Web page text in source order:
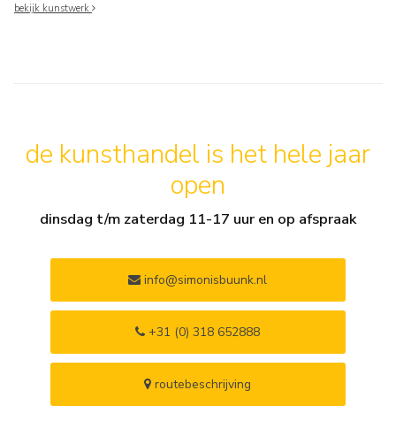
bekijk kunstwerk
de kunsthandel is het hele jaar
open
dinsdag t/m zaterdag 11-17 uur en op afspraak
info@simonisbuunk.nl
+31 (0) 318 652888
routebeschrijving